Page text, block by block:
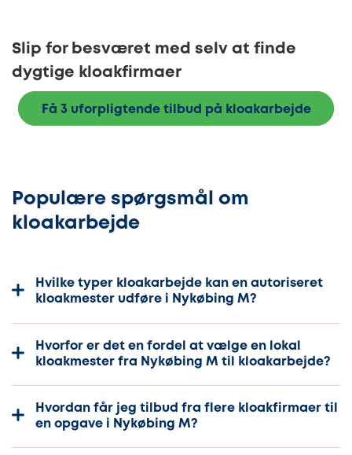
Slip for besværet med selv at finde
dygtige kloakfirmaer
Få 3 uforpligtende tilbud på kloakarbejde
Populære spørgsmål om
kloakarbejde
Hvilke typer kloakarbejde kan en autoriseret
kloakmester udføre i Nykøbing M?
Hvorfor er det en fordel at vælge en lokal
kloakmester fra Nykøbing M til kloakarbejde?
Hvordan får jeg tilbud fra flere kloakfirmaer til
en opgave i Nykøbing M?